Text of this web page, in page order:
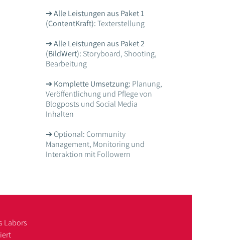
➔Alle Leistungen aus Paket 1
(ContentKraft):Texterstellung
➔Alle Leistungen aus Paket 2
(BildWert): Storyboard, Shooting,
Bearbeitung
➔Komplette Umsetzung: Planung,
Veröffentlichung und Pflege von
Blogposts und Social Media
Inhalten
➔ Optional: Community
Management, Monitoring und
Interaktion mit Followern
Labors